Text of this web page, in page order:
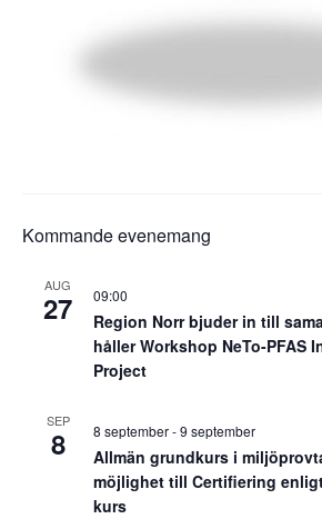
Kommande evenemang
AUG
27 09:00
Region Norr bjuder in till
håller Workshop NeTo-PFAS
Project
SEP
8 8 september-9 september
Allmän grundkurs i
möjlighet till Certifiering
kurs